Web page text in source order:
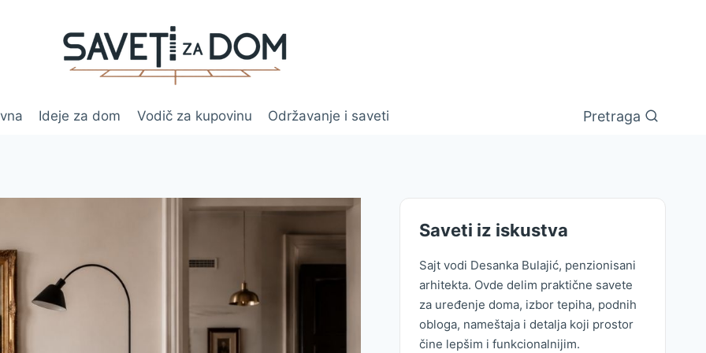
Ideje za dom Vodič za kupovinu Održavanje i saveti Pretraga
Saveti iz iskustva
Sajt vodi Desanka Bulajić, penzionisani
arhitekta. Ovde delim praktične savete
za uređenje doma, izbor tepiha, podnih
obloga, nameštaja i detalja koji prostor
čine lepšim i funkcionalnijim.